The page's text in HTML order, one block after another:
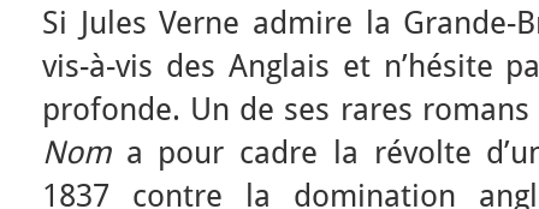
Si Jules Verne admire la
vis-à-vis des Anglais et n’hésite
profonde. Un de ses rares
Noma pour cadre la révolte
1837 contre la domination